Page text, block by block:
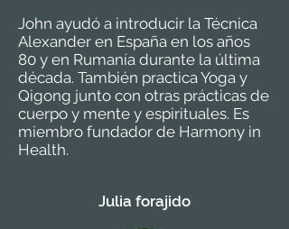
John ayudó a introducir la Técnica
Alexander en España en los años
80 y en Rumanía durante la última
década. También practica Yoga y
Qigong junto con otras prácticas de
cuerpo y mente y espirituales. Es
miembro fundador de Harmony in
Health.
Julia forajido